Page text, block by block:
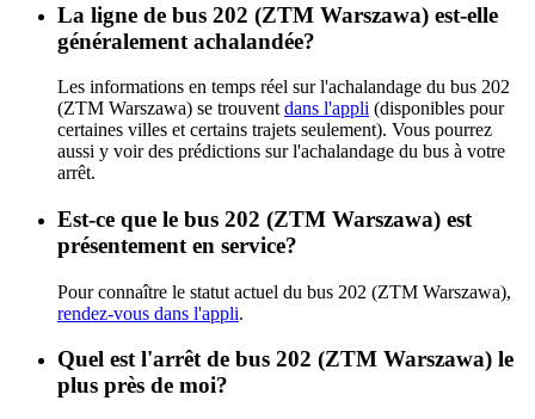
La ligne de bus 202 (ZTM Warszawa) est-elle
généralement achalandée?
Les informations en temps réel sur l'achalandage du bus 202
(ZTM Warszawa) se trouvent dans l'appli (disponibles pour
certaines villes et certains trajets seulement). Vous pourrez
aussi y voir des prédictions sur l'achalandage du bus à votre
arrêt.
Est-ce que le bus 202 (ZTM Warszawa) est
présentement en service?
Pour connaître le statut actuel du bus 202 (ZTM Warszawa),
rendez-vous dans l'appli.
Quel est l'arrêt de bus 202 (ZTM Warszawa) le
plus près de moi?